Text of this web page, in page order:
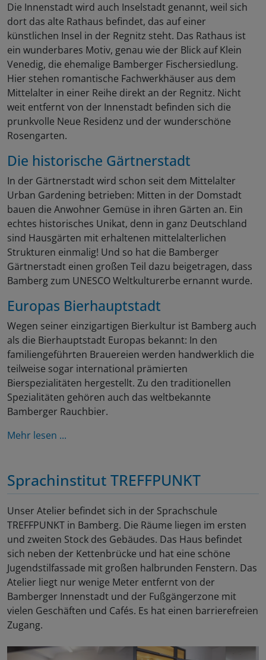
Die Innenstadt wird auch Inselstadt genannt, weil sich
dort das alte Rathaus befindet, das auf einer
künstlichen Insel in der Regnitz steht. Das Rathaus ist
ein wunderbares Motiv, genau wie der Blick auf Klein
Venedig, die ehemalige Bamberger Fischersiedlung.
Hier stehen romantische Fachwerkhäuser aus dem
Mittelalter in einer Reihe direkt an der Regnitz. Nicht
weit entfernt von der Innenstadt befinden sich die
prunkvolle Neue Residenz und der wunderschöne
Rosengarten.
Die historische Gärtnerstadt
In der Gärtnerstadt wird schon seit dem Mittelalter
Urban Gardening betrieben: Mitten in der Domstadt
bauen die Anwohner Gemüse in ihren Gärten an. Ein
echtes historisches Unikat, denn in ganz Deutschland
sind Hausgärten mit erhaltenen mittelalterlichen
Strukturen einmalig! Und so hat die Bamberger
Gärtnerstadt einen großen Teil dazu beigetragen, dass
Bamberg zum UNESCO Weltkulturerbe ernannt wurde.
Europas Bierhauptstadt
Wegen seiner einzigartigen Bierkultur ist Bamberg auch
als die Bierhauptstadt Europas bekannt: In den
familiengeführten Brauereien werden handwerklich die
teilweise sogar international prämierten
Bierspezialitäten hergestellt. Zu den traditionellen
Spezialitäten gehören auch das weltbekannte
Bamberger Rauchbier.
Mehr lesen ...
Sprachinstitut TREFFPUNKT
Unser Atelier befindet sich in der Sprachschule
TREFFPUNKT in Bamberg. Die Räume liegen im ersten
und zweiten Stock des Gebäudes. Das Haus befindet
sich neben der Kettenbrücke und hat eine schöne
Jugendstilfassade mit großen halbrunden Fenstern. Das
Atelier liegt nur wenige Meter entfernt von der
Bamberger Innenstadt und der Fußgängerzone mit
vielen Geschäften und Cafés. Es hat einen barrierefreien
Zugang.